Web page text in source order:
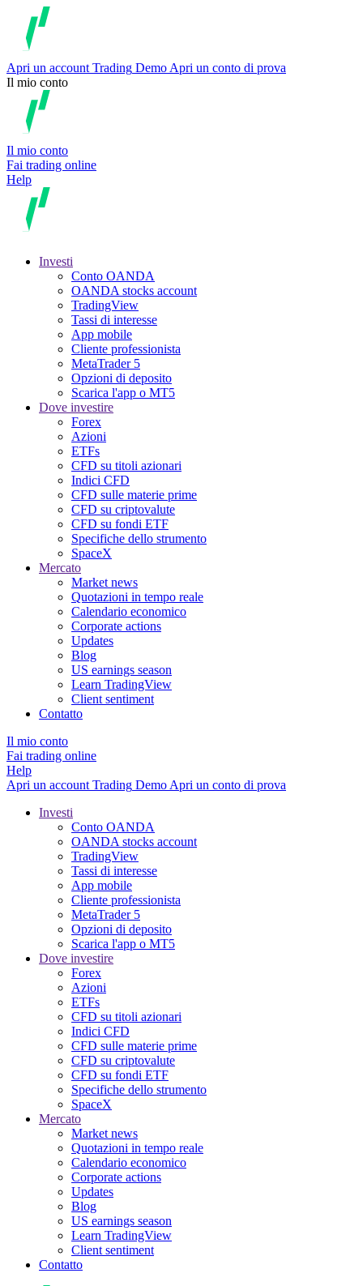
Apri un account Trading Demo Apri un conto di prova
Il mio conto
Il mio conto
Fai trading online
Help
Investi
Conto OANDA
OANDA stocks account
TradingView
Tassi di interesse
App mobile
Cliente professionista
MetaTrader 5
Opzioni di deposito
Scarica l'app o MT5
Dove investire
Forex
Azioni
ETFs
CFD su titoli azionari
Indici CFD
CFD sulle materie prime
CFD su criptovalute
CFD su fondi ETF
Specifiche dello strumento
SpaceX
Mercato
Market news
Quotazioni in tempo reale
Calendario economico
Corporate actions
Updates
Blog
US earnings season
Learn TradingView
Client sentiment
Contatto
Il mio conto
Fai trading online
Help
Apri un account Trading Demo Apri un conto di prova
Investi
Conto OANDA
OANDA stocks account
TradingView
Tassi di interesse
App mobile
Cliente professionista
MetaTrader 5
Opzioni di deposito
Scarica l'app o MT5
Dove investire
Forex
Azioni
ETFs
CFD su titoli azionari
Indici CFD
CFD sulle materie prime
CFD su criptovalute
CFD su fondi ETF
Specifiche dello strumento
SpaceX
Mercato
Market news
Quotazioni in tempo reale
Calendario economico
Corporate actions
Updates
Blog
US earnings season
Learn TradingView
Client sentiment
Contatto